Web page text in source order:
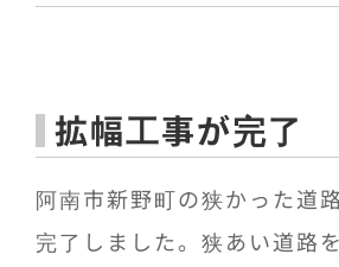
拡幅工事が完了
阿南市新野町の狭かった道
完了しました。狭あい道路